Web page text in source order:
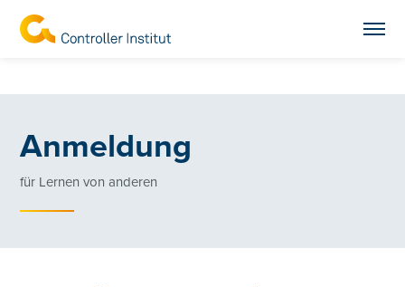
Anmeldung
für Lernen von anderen